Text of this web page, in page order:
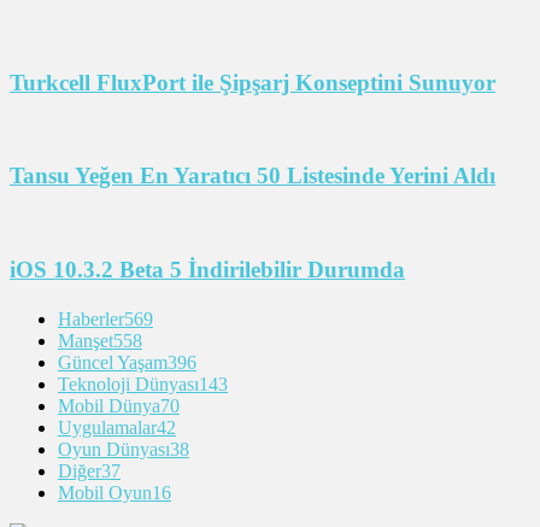
Turkcell FluxPort ile Şipşarj Konseptini Sunuyor
Tansu Yeğen En Yaratıcı 50 Listesinde Yerini Aldı
iOS 10.3.2 Beta 5 İndirilebilir Durumda
Haberler569
Manşet558
Güncel Yaşam396
Teknoloji Dünyası143
Mobil Dünya70
Uygulamalar42
Oyun Dünyası38
Diğer37
Mobil Oyun16